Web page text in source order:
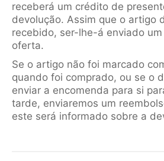
receberá um crédito de
devolução. Assim que o artigo
recebido, ser-lhe-á enviado
oferta.
Se o artigo não foi marcado
quando foi comprado, ou se o
enviar a encomenda para si
tarde, enviaremos um
este será informado sobre a